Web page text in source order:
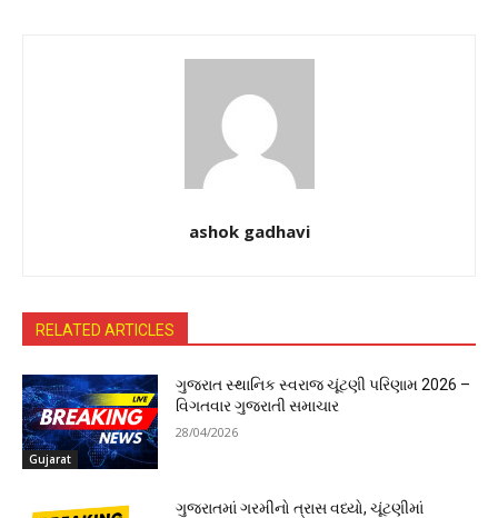
ashok gadhavi
RELATED ARTICLES
Gujarat
ગુજરાત સ્થાનિક સ્વરાજ ચૂંટણી પરિણામ 2026 –
વિગતવાર ગુજરાતી સમાચાર
28/04/2026
ગુજરાતમાં ગરમીનો ત્રાસ વધ્યો, ચૂંટણીમાં